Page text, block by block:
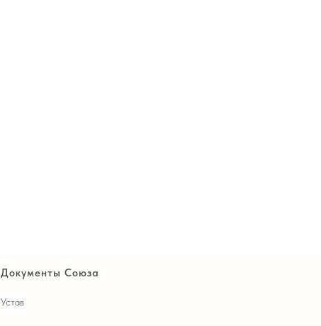
Документы Союза
Устав